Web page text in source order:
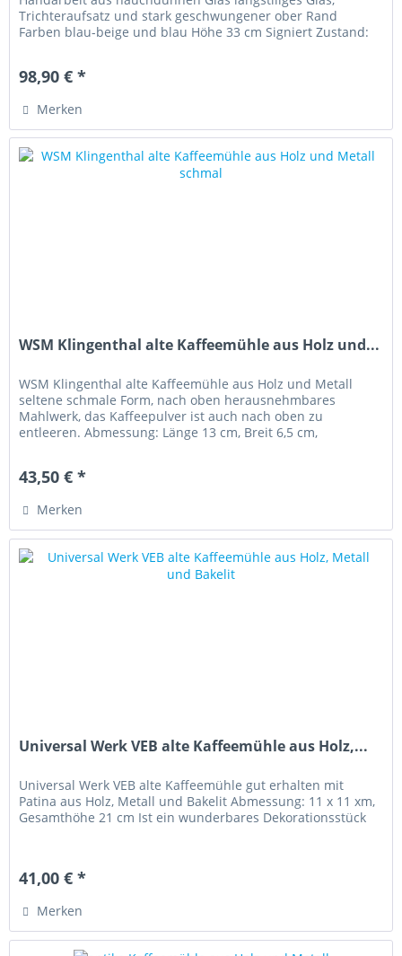
Trichteraufsatz und stark geschwungener ober Rand
Farben blau-beige und blau Höhe 33 cm Signiert Zustand:
98,90 € *
Merken
WSM Klingenthal alte Kaffeemühle aus Holz und...
WSM Klingenthal alte Kaffeemühle aus Holz und Metall
seltene schmale Form, nach oben herausnehmbares
Mahlwerk, das Kaffeepulver ist auch nach oben zu
entleeren. Abmessung: Länge 13 cm, Breit 6,5 cm,
43,50 € *
Merken
Universal Werk VEB alte Kaffeemühle aus Holz,...
Universal Werk VEB alte Kaffeemühle gut erhalten mit
Patina aus Holz, Metall und Bakelit Abmessung: 11 x 11 xm,
Gesamthöhe 21 cm Ist ein wunderbares Dekorationsstück
41,00 € *
Merken